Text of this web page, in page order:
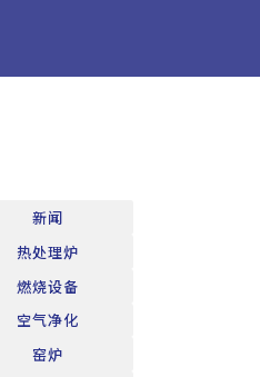
新闻
热处理炉
燃烧设备
空气净化
窑炉